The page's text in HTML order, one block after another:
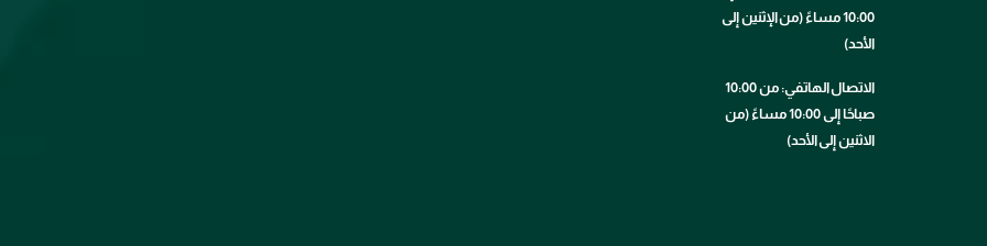
10:00 مساءً (من الإثنين إلى
الأحد)
الاتصال الهاتفي: من 10:00
صباحًا إلى 10:00 مساءً (من
الاثنين إلى الأحد)